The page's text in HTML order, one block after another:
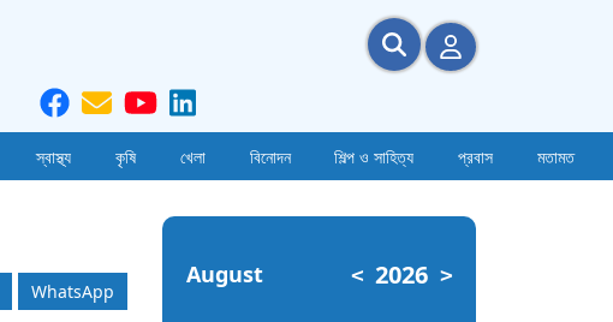
স্বাস্থ্য কৃষি খেলা বিনোদন শিল্প ও সাহিত্য প্রবাস মতামত
WhatsApp
August < 2026 >